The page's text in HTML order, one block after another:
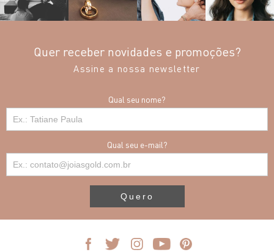
Quer receber novidades e promoções?
Assine a nossa newsletter
Qual seu nome?
Qual seu e-mail?
Quero